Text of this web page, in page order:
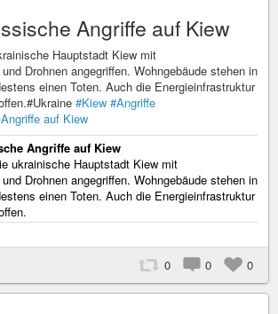
Angriffe auf Kiew
Hauptstadt Kiew mit
Drohnen angegriffen. Wohngebäude stehen in
einen Toten. Auch die Energieinfrastruktur
#Kiew #Angriffe
auf Kiew
Angriffe auf Kiew
ukrainische Hauptstadt Kiew mit
Drohnen angegriffen. Wohngebäude stehen in
einen Toten. Auch die Energieinfrastruktur
0 0 0